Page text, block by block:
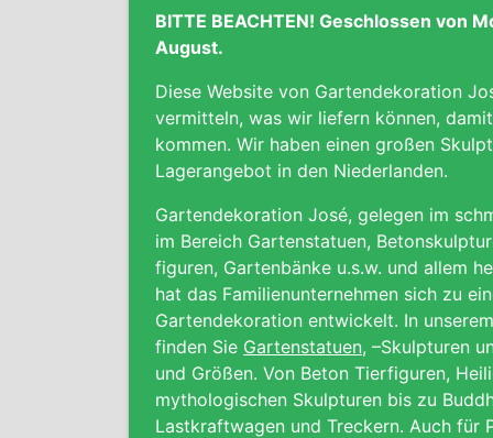
BITTE BEACHTEN! Geschlossen von
August.
Diese Website von Gartendekoration
vermitteln, was wir liefern können,
kommen. Wir haben einen großen
Lagerangebot in den Niederlanden.
Gartendekoration José, gelegen im
im Bereich Gartenstatuen,
figuren, Gartenbänke u.s.w. und allem
hat das Familienunternehmen sich zu
Gartendekoration entwickelt. In
finden Sie Gartenstatuen, –Skulpturen
und Größen. Von Beton Tierfiguren,
mythologischen Skulpturen bis zu
Lastkraftwagen und Treckern. Auch für